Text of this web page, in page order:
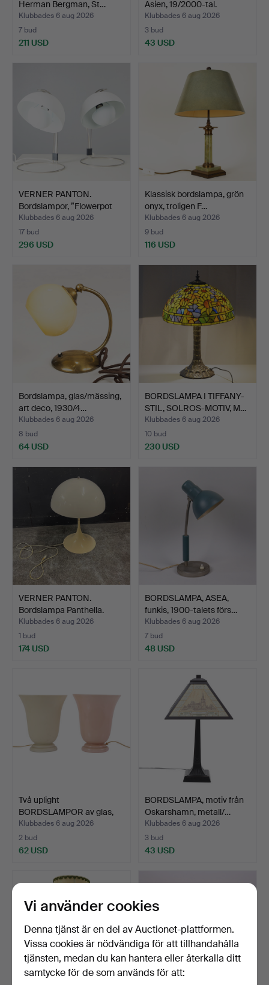
Herman Bergman, St…
Klubbades 6 aug 2026
7 bud
211 USD
Asien, 19/2000-tal.
Klubbades 6 aug 2026
3 bud
43 USD
VERNER PANTON.
Bordslampor, ”Flowerpot
VP4…
Klubbades 6 aug 2026
17 bud
296 USD
Klassisk bordslampa, grön
onyx, troligen F…
Klubbades 6 aug 2026
9 bud
116 USD
Bordslampa, glas/mässing,
art deco, 1930/4…
Klubbades 6 aug 2026
8 bud
64 USD
BORDSLAMPA I TIFFANY-
STIL, SOLROS-MOTIV, M…
Klubbades 6 aug 2026
10 bud
230 USD
VERNER PANTON.
Bordslampa Panthella.
Klubbades 6 aug 2026
1 bud
174 USD
BORDSLAMPA, ASEA,
funkis, 1900-talets förs…
Klubbades 6 aug 2026
7 bud
48 USD
Två uplight
BORDSLAMPOR av glas,
1970-tale…
Klubbades 6 aug 2026
2 bud
62 USD
BORDSLAMPA, motiv från
Oskarshamn, metall/…
Klubbades 6 aug 2026
3 bud
43 USD
Vi använder cookies
Denna tjänst är en del av Auctionet-plattformen.
Vissa cookies är nödvändiga för att tillhandahålla
tjänsten, medan du kan hantera eller återkalla ditt
samtycke för de som används för att: